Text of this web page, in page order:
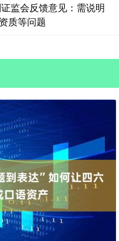
监会反馈意见：需说明
质等问题